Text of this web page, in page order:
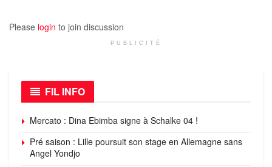
Please login to join discussion
PUBLICITÉ
FIL INFO
Mercato : Dina Ebimba signe à Schalke 04 !
Pré saison : Lille poursuit son stage en Allemagne sans
Angel Yondjo